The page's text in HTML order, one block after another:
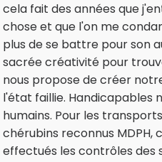
cela fait des années que
chose et que l'on me
plus de se battre pour son
sacrée créativité pour
nous propose de créer
l'état faillie. Handicapables
humains. Pour les
chérubins reconnus MDPH,
effectués les contrôles des